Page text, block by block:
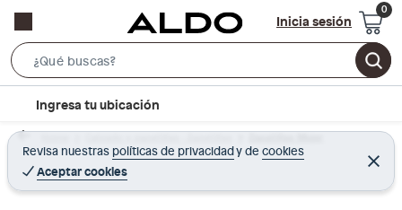
Inicia sesión
e
r
c
B
c
t
Ingresa tu ubicación
Revisa nuestras políticas de privacidadyde cookies
Aceptar cookies
C
e
r
Home Calzado y zapatillas - Zapatillas Zapatillas Mujer